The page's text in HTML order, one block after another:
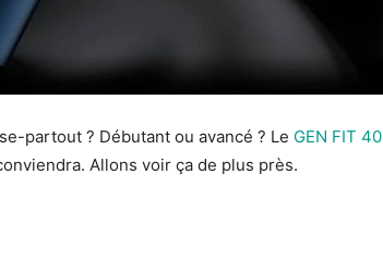
partout ? Débutant ou avancé ? Le GEN FIT 40
Allons voir ça de plus près.